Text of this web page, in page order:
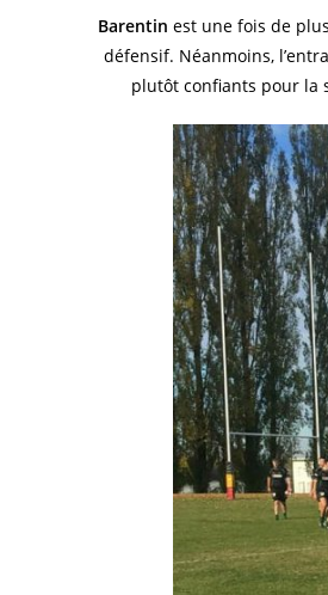
Barentin est une fois de
défensif. Néanmoins,
plutôt confiants pour la